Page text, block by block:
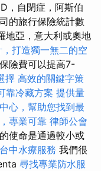
，自閉症，阿斯伯
的旅行保險統計數
地亞，意大利或奧地
打造獨一無二的空
險費可以提高7-
擇 高效的關鍵字策
靠冷藏方案 提供量
心，幫助您找到最
專業可靠 律師公會
使命是通過較小或
台中水療服務 我們很
尋找專業防水服